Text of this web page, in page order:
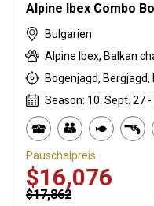
Alpine Ibex Combo
Bulgarien
Bogenjagd, Bergjagd,
Season: 10. Sept. 27 -
Pauschalpreis
$16,076
$17,862